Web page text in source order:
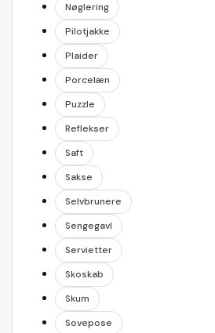
Nøglering
Pilotjakke
Plaider
Porcelæn
Puzzle
Reflekser
Saft
Sakse
Selvbrunere
Sengegavl
Servietter
Skoskab
Skum
Sovepose